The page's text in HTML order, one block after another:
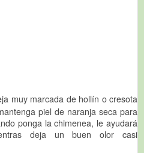
muy marcada de hollín o cresota
piel de naranja seca para
ponga la chimenea, le ayudará
deja un buen olor casi